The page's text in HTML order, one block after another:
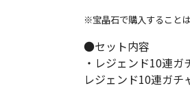
※宝晶石で購入すること
●セット内容
・レジェンド10連ガ
レジェンド10連ガチ